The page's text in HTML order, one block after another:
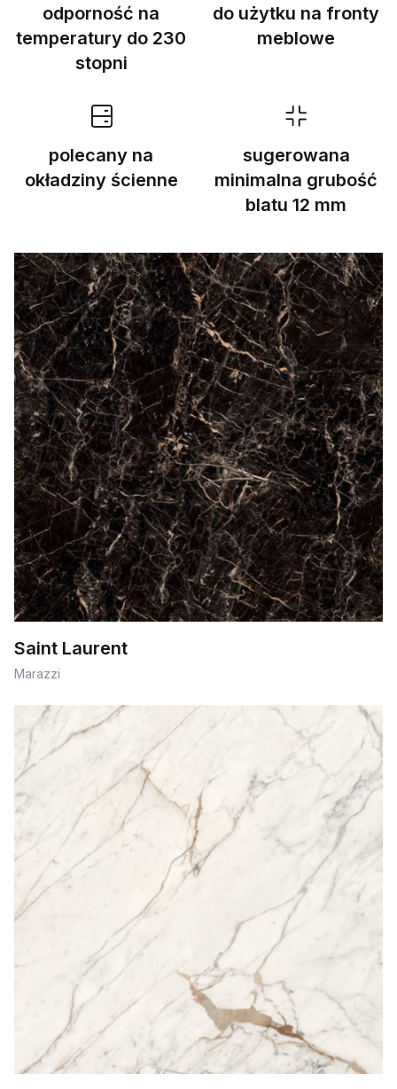
odporność na
temperatury do 230
stopni
do użytku na fronty
meblowe
polecany na
okładziny ścienne
sugerowana
minimalna grubość
blatu 12 mm
Saint Laurent
Marazzi